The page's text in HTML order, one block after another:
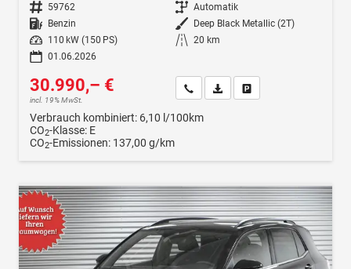
Fahrzeugnr. 59762 Getriebe Automatik
Kraftstoff Benzin Außenfarbe Deep Black Metallic (2T)
Leistung
110 kW (150 PS) Kilometerstand 20 km
01.06.2026
30.990,– €
incl. 19% MwSt.
Wir rufen Sie anFahrzeugexposé (PDF)
Verbrauch kombiniert: 6,10 l/100km
CO2-Klasse: E
CO2-Emissionen: 137,00 g/km